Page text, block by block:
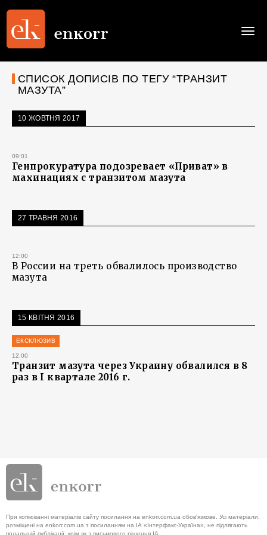
СПИСОК ДОПИСІВ ПО ТЕГУ “ТРАНЗИТ
МАЗУТА”
10 ЖОВТНЯ 2017
09:01
Генпрокуратура подозревает «Приват» в
махинациях с транзитом мазута
27 ТРАВНЯ 2016
12:00
В России на треть обвалилось производство
мазута
15 КВІТНЯ 2016
ЕКСКЛЮЗИВ
12:00
Транзит мазута через Украину обвалился в 8
раз в I квартале 2016 г.
При копіюванні матеріалів сайту посилання на enkorr.com.ua обов'язкове. Усі матеріали,
розміщені на enkorr.com.ua з посиланням на ІА «Інтерфакс-Україна», не підлягають
подальшій публікації, крім як з письмового рішення ІА.